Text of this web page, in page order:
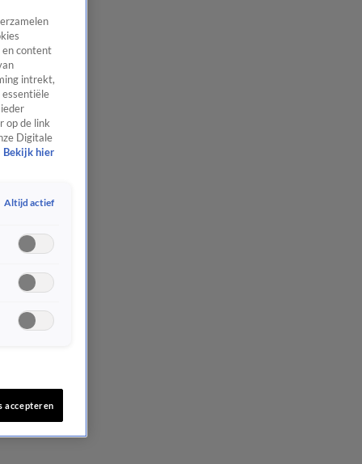
en content
intrekt,
op de link
Digitale
Bekijk hier
Altijd actief
accepteren